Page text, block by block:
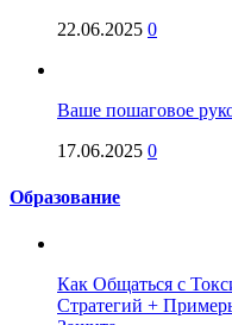
22.06.2025 0
Ваше пошаговое
17.06.2025 0
Образование
Как Общаться с
Стратегий +